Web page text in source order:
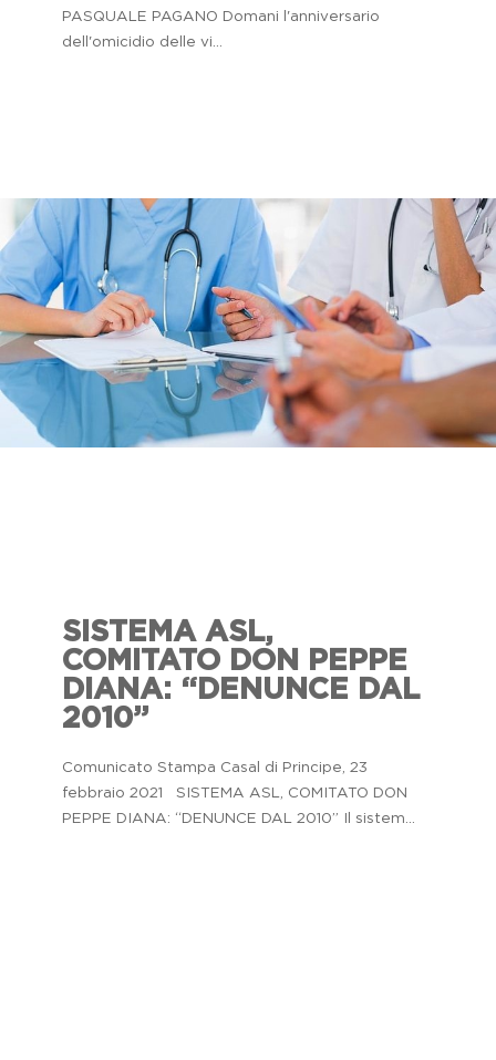
PASQUALE PAGANO Domani l'anniversario
dell'omicidio delle vi...
SISTEMA ASL,
COMITATO DON PEPPE
DIANA: “DENUNCE DAL
2010”
Comunicato Stampa Casal di Principe, 23
febbraio 2021 SISTEMA ASL, COMITATO DON
PEPPE DIANA: “DENUNCE DAL 2010” Il sistem...